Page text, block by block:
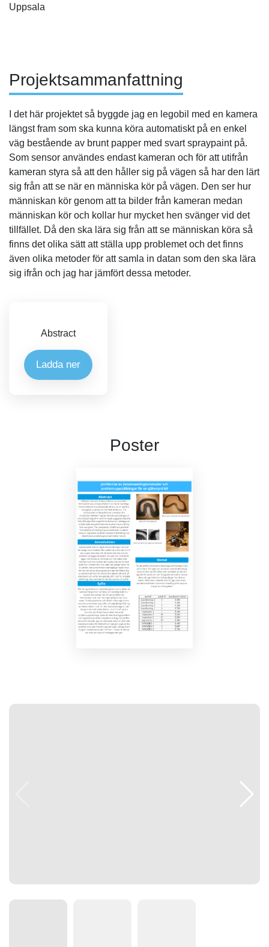
Uppsala
Projektsammanfattning
I det här projektet så byggde jag en legobil med en kamera
längst fram som ska kunna köra automatiskt på en enkel
väg bestående av brunt papper med svart spraypaint på.
Som sensor användes endast kameran och för att utifrån
kameran styra så att den håller sig på vägen så har den lärt
sig från att se när en människa kör på vägen. Den ser hur
människan kör genom att ta bilder från kameran medan
människan kör och kollar hur mycket hen svänger vid det
tillfället. Då den ska lära sig från att se människan köra så
finns det olika sätt att ställa upp problemet och det finns
även olika metoder för att samla in datan som den ska lära
sig ifrån och jag har jämfört dessa metoder.
Abstract
Ladda ner
Poster